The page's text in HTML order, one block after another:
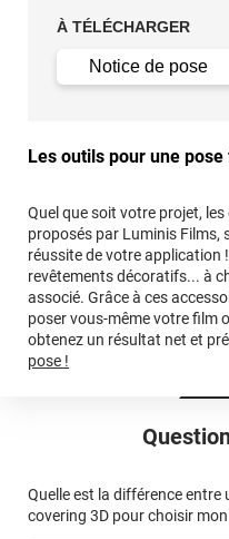
Quelle est la différence entre
covering 3D pour choisir
À TÉLÉCHARGER
Notice de pose
Les outils pour une
Quel que soit votre projet,
proposés par Luminis Films,
réussite de votre application
revêtements décoratifs... à
associé. Grâce à ces
poser vous-même votre film
obtenez un résultat net et
pose !